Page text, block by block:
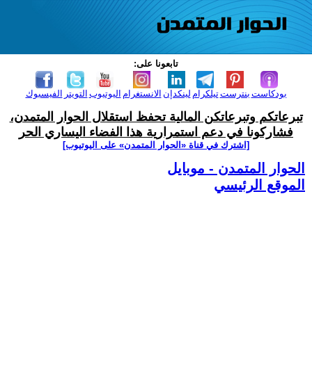
تابعونا على:
الفيسبوك التويتر اليوتيوب الانستغرام لينكدإن تيلكرامبنترست بودكاست
تبرعاتكم وتبرعاتكن المالية تحفظ استقلال الحوار المتمدن،
فشاركونا في دعم استمرارية هذا الفضاء اليساري الحر
[اشترك في قناة ‫«الحوار المتمدن» على اليوتيوب]
الحوار المتمدن - موبايل
الموقع الرئيسي